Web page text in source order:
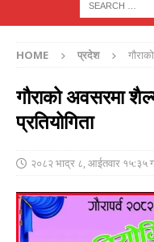
HOME प्रदेश
गौराको अवसरमा
प्रतियोगिता
२०८२ भाद्र ८, आईतवार १५:३५